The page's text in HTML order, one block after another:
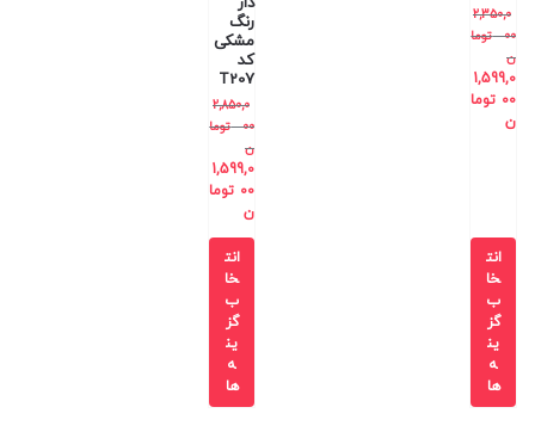
2,350,0
00
توما
ن
1,599,0
00 توما
ن
انت
خا
ب
گز
ین
ه
ها
رنگ
مشکی
کد
T207
2,850,0
00
توما
ن
1,599,0
00 توما
ن
انت
خا
ب
گز
ین
ه
ها